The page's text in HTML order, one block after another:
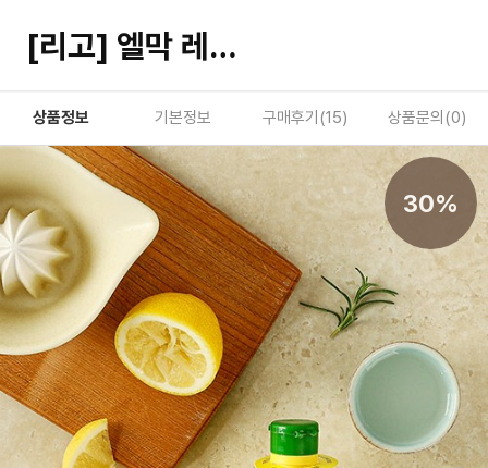
[리고] 엘막 레몬주스 200ml
상품정보 기본정보 구매후기(15) 상품문의(0)
30%